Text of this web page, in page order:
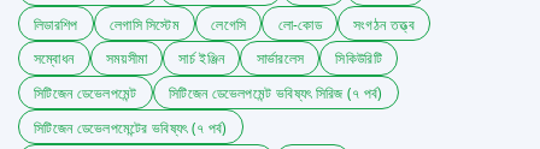
লিডারশিপ
লেগাসি সিস্টেম লেগেসি লো-কোড
সংগঠন তত্ত্ব
সম্বোধন
সময়সীমা সার্চ ইঞ্জিন সার্ভারলেস
সিকিউরিটি
সিটিজেন ডেভেলপমেন্ট
সিটিজেন ডেভেলপমেন্ট ভবিষ্যৎ সিরিজ (৭ পর্ব)
সিটিজেন ডেভেলপমেন্টের ভবিষ্যৎ (৭ পর্ব)